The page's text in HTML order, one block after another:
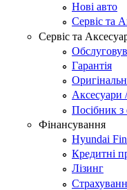
Нові авто
Сервіс та
Сервіс та
Гарантія
Аксесуари
Посібник з
Фінансування
Hyundai
Кредитні
Лізинг